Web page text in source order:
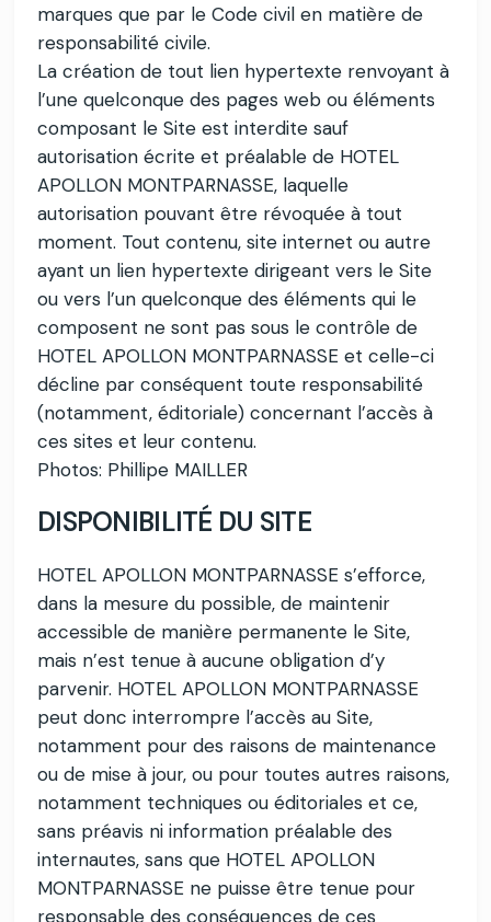
marques que par le Code civil en matière de
responsabilité civile.
La création de tout lien hypertexte renvoyant à
l’une quelconque des pages web ou éléments
composant le Site est interdite sauf
autorisation écrite et préalable de HOTEL
APOLLON MONTPARNASSE, laquelle
autorisation pouvant être révoquée à tout
moment. Tout contenu, site internet ou autre
ayant un lien hypertexte dirigeant vers le Site
ou vers l’un quelconque des éléments qui le
composent ne sont pas sous le contrôle de
HOTEL APOLLON MONTPARNASSE et celle-ci
décline par conséquent toute responsabilité
(notamment, éditoriale) concernant l’accès à
ces sites et leur contenu.
Photos: Phillipe MAILLER
DISPONIBILITÉ DU SITE
HOTEL APOLLON MONTPARNASSE s’efforce,
dans la mesure du possible, de maintenir
accessible de manière permanente le Site,
mais n’est tenue à aucune obligation d’y
parvenir. HOTEL APOLLON MONTPARNASSE
peut donc interrompre l’accès au Site,
notamment pour des raisons de maintenance
ou de mise à jour, ou pour toutes autres raisons,
notamment techniques ou éditoriales et ce,
sans préavis ni information préalable des
internautes, sans que HOTEL APOLLON
MONTPARNASSE ne puisse être tenue pour
responsable des conséquences de ces